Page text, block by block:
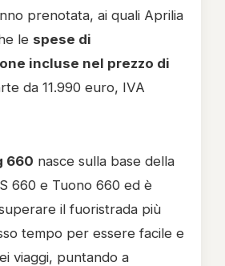
prenotata, ai quali Aprilia
le spese di
incluse nel prezzo di
da 11.990 euro, IVA
660 nasce sulla base della
660 e Tuono 660 ed è
il fuoristrada più
tempo per essere facile e
viaggi, puntando a